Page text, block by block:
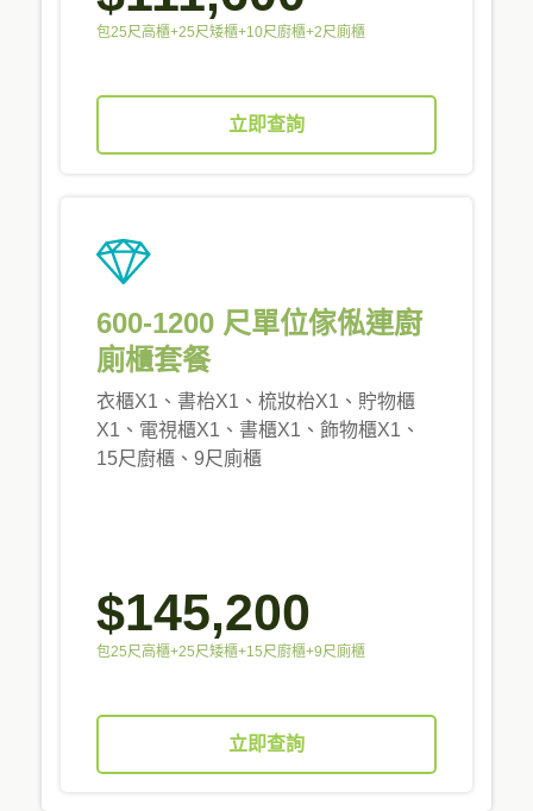
包25尺高櫃+25尺矮櫃+10尺廚櫃+2尺廁櫃
立即查詢
600-1200 尺單位傢俬連廚
廁櫃套餐
衣櫃X1、書枱X1、梳妝枱X1、貯物櫃
X1、電視櫃X1、書櫃X1、飾物櫃X1、
15尺廚櫃、9尺廁櫃
$145,200
包25尺高櫃+25尺矮櫃+15尺廚櫃+9尺廁櫃
立即查詢